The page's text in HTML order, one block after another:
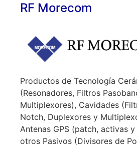
RF Morecom
Productos de Tecnología
(Resonadores, Filtros
Multiplexores), Cavidades
Notch, Duplexores y
Antenas GPS (patch, activas
otros Pasivos (Divisores de